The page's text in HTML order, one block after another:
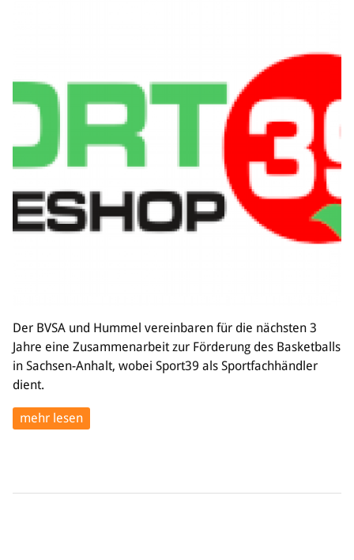
Der BVSA und Hummel vereinbaren für die nächsten 3
Jahre eine Zusammenarbeit zur Förderung des Basketballs
in Sachsen-Anhalt, wobei Sport39 als Sportfachhändler
dient.
mehr lesen